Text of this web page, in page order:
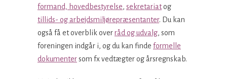
formand, hovedbestyrelse, sekretariatog
tillids- og arbejdsmiljørepræsentanter. Du kan
også få et overblik overråd og udvalg, som
foreningen indgår i, og du kan finde formelle
dokumentersom fx vedtægter og årsregnskab.